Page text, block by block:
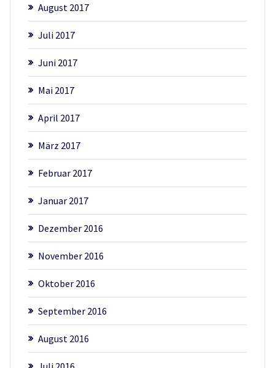
August 2017
Juli 2017
Juni 2017
Mai 2017
April 2017
März 2017
Februar 2017
Januar 2017
Dezember 2016
November 2016
Oktober 2016
September 2016
August 2016